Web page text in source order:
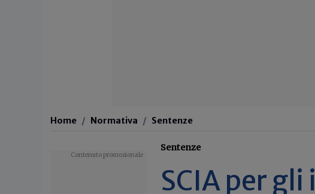
Home Normativa Sentenze
Sentenze
SCIA per